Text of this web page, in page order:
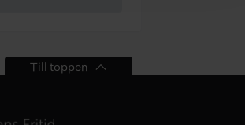
Till toppen